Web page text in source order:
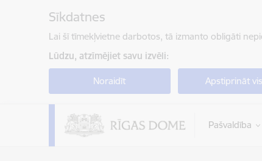
Sīkdatnes
Lai šī tīmekļvietne darbotos, tā izmanto obligāti
Lūdzu, atzīmējiet savu izvēli:
Noraidīt Apstiprināt
Pašvaldība